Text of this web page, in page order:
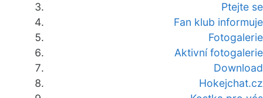
Ptejte se
Fan klub informuje
Fotogalerie
Aktivní fotogalerie
Download
Hokejchat.cz